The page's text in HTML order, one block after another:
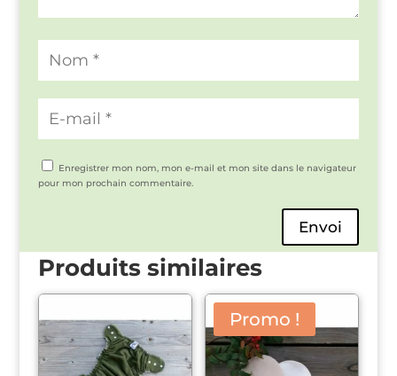
Enregistrer mon nom, mon e-mail et mon site dans le navigateur
pour mon prochain commentaire.
Envoi
Produits similaires
Promo !